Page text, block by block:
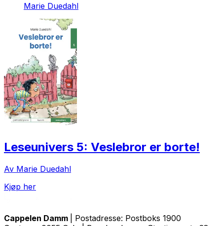
Marie Duedahl
Leseunivers 5: Veslebror er borte!
Av Marie Duedahl
Kjøp her
Cappelen Damm
| Postadresse: Postboks 1900